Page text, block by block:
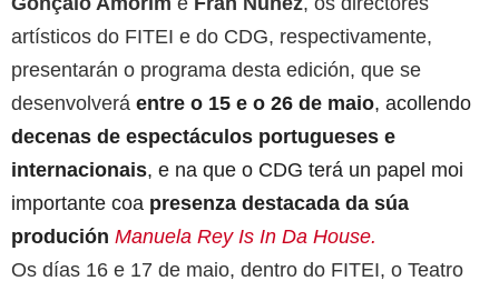
artísticos do FITEI e do CDG, respectivamente,
presentarán o programa desta edición, que se
desenvolverá entre o 15 e o 26 de maio, acollendo
decenas de espectáculos portugueses e
internacionais, e na que o CDG terá un papel moi
importante coa presenza destacada da súa
produción Manuela Rey Is In Da House.
Os días 16 e 17 de maio, dentro do FITEI, o Teatro